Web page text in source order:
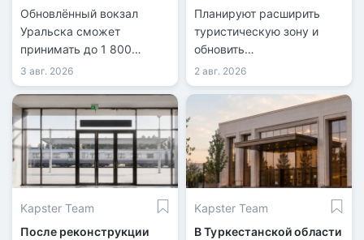
масштабной
реконструкции
Обновлённый вокзал
Уральска сможет
принимать до 1 800
пассажиров в сутки.
3 авг. 2026
Планируют расширить
туристическую зону и
обновить
инфраструктуру.
2 авг. 2026
Kapster Team
После реконструкции
Kapster Team
В Туркестанской области